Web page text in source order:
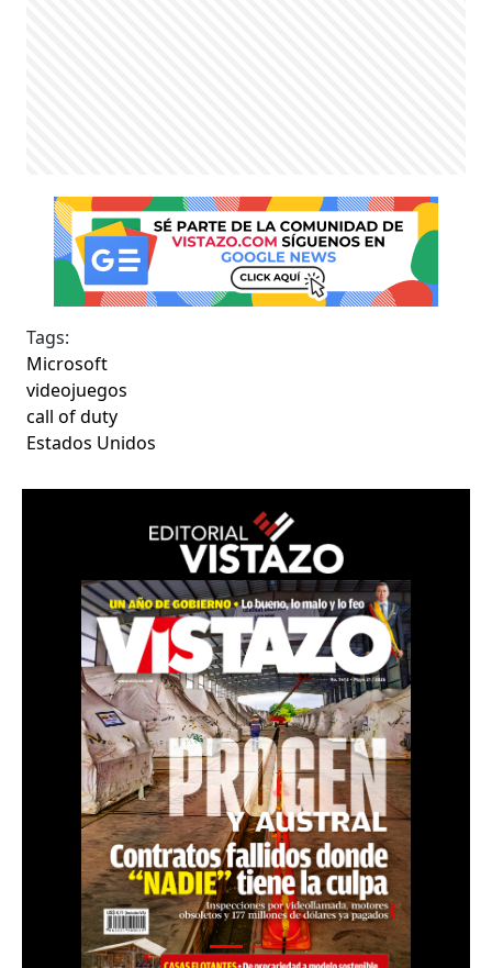
Tags:
Microsoft
videojuegos
call of duty
Estados Unidos